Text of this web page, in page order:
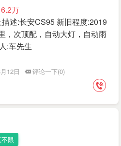
万
述:长安CS95 新旧程度:2019
，次顶配，自动大灯，自动雨
:车先生
12日
评论一下(0)
限